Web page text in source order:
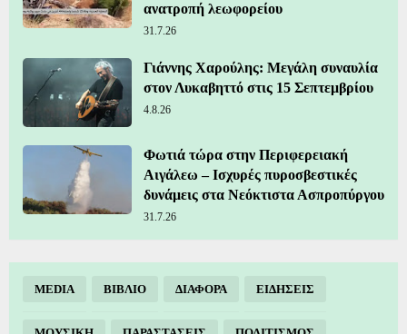
ανατροπή λεωφορείου
31.7.26
Γιάννης Χαρούλης: Μεγάλη συναυλία
στον Λυκαβηττό στις 15 Σεπτεμβρίου
4.8.26
Φωτιά τώρα στην Περιφερειακή
Αιγάλεω – Ισχυρές πυροσβεστικές
δυνάμεις στα Νεόκτιστα Ασπροπύργου
31.7.26
MEDIA ΒΙΒΛΙΟ ΔΙΑΦΟΡΑ ΕΙΔΗΣΕΙΣ